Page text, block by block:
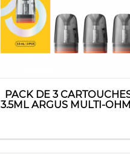
PACK DE 3
3.5ML ARGUS MULTI-